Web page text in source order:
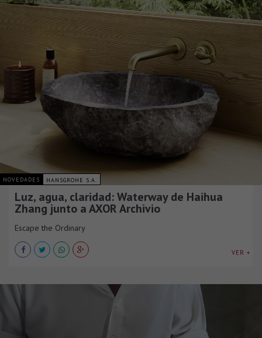
NOVEDADES HANSGROHE S.A.
Luz, agua, claridad: Waterway de Haihua
Zhang junto a AXOR Archivio
Escape the Ordinary
VER +